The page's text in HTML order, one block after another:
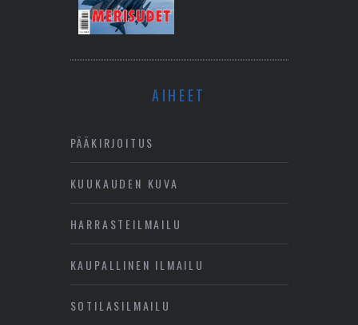
AIHEET
PÄÄKIRJOITUS
KUUKAUDEN KUVA
HARRASTEILMAILU
KAUPALLINEN ILMAILU
SOTILASILMAILU